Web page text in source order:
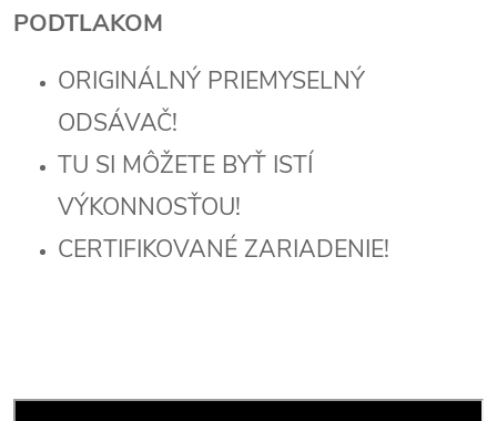
PODTLAKOM
ORIGINÁLNÝ PRIEMYSELNÝ
ODSÁVAČ!
TU SI MÔŽETE BYŤ ISTÍ
VÝKONNOSŤOU!
CERTIFIKOVANÉ ZARIADENIE!